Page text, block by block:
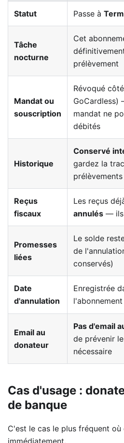
Statut Passe à
Tâche
nocturne
Cet
prélèvement
Mandat ou
souscription
Révoqué
mandat ne
débités
Historique
Conservé
gardez la
Reçus
fiscaux
Les reçus
annulés — ils
Promesses
liées
Le solde
de
conservés)
Date
d'annulation
Enregistrée
l'abonnement
Email au
donateur
Pas d'email
de prévenir
nécessaire
Cas d'usage :
de banque
C'est le cas le plus fréquent